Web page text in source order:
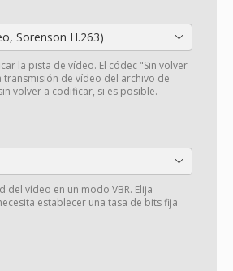
Sorenson H.263)
la pista de vídeo. El códec "Sin volver
transmisión de vídeo del archivo de
volver a codificar, si es posible.
del vídeo en un modo VBR. Elija
establecer una tasa de bits fija